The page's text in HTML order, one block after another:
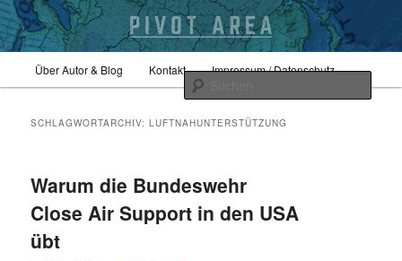
primären
springen
sekundären
springenpivotarea
HauptmenüÜber Autor & Blog Kontakt Impressum / Datenschutz
SCHLAGWORTARCHIV:LUFTNAHUNTERSTÜTZUNG
Warum die Bundeswehr
Close Air Support in den USA
übt